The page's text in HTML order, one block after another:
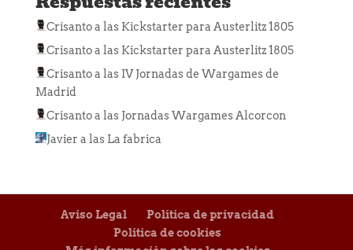
Crisantoa las Kickstarter para Austerlitz 1805
Crisantoa las Kickstarter para Austerlitz 1805
Crisantoa las IV Jornadas de Wargames de
Madrid
Crisantoa las Jornadas Wargames Alcorcon
Javier a las La fabrica
Aviso Legal
Política de privacidad
Política de cookies